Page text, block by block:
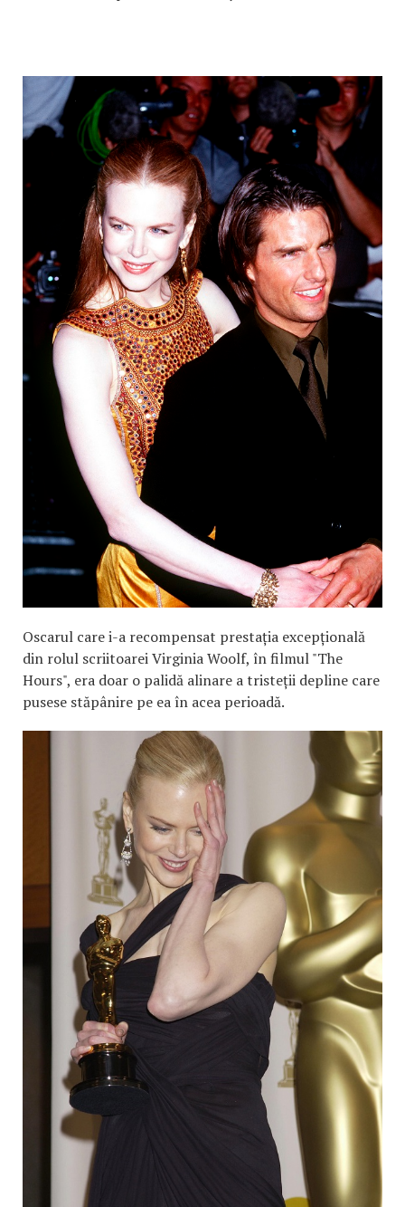
Oscarul care i-a recompensat prestația excepțională
din rolul scriitoarei Virginia Woolf, în filmul "The
Hours", era doar o palidă alinare a tristeții depline care
pusese stăpânire pe ea în acea perioadă.